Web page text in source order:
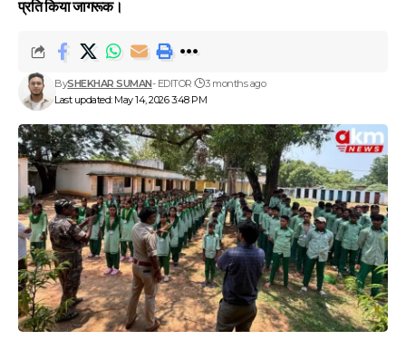
प्रति किया जागरूक।
Last updated: May 14, 2026 3:48 PM
BySHEKHAR SUMAN- EDITOR 3 months ago